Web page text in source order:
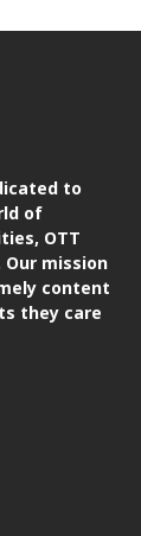
to
of
OTT
mission
content
they care